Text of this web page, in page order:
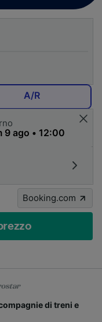
A/R
Booking.com
di treni e